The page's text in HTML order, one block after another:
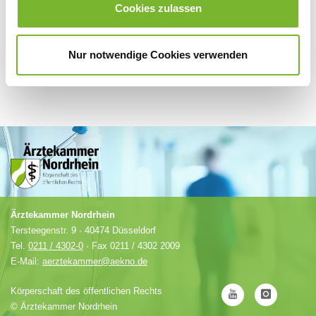
Cookies zulassen
Nur notwendige Cookies verwenden
Ärztekammer Nordrhein
Tersteegenstr. 9 · 40474 Düsseldorf
Tel. 0211 / 4302-0 · Fax 0211 / 4302 2009
E-Mail: aerztekammer@aekno.de
Körperschaft des öffentlichen Rechts
© Ärztekammer Nordrhein